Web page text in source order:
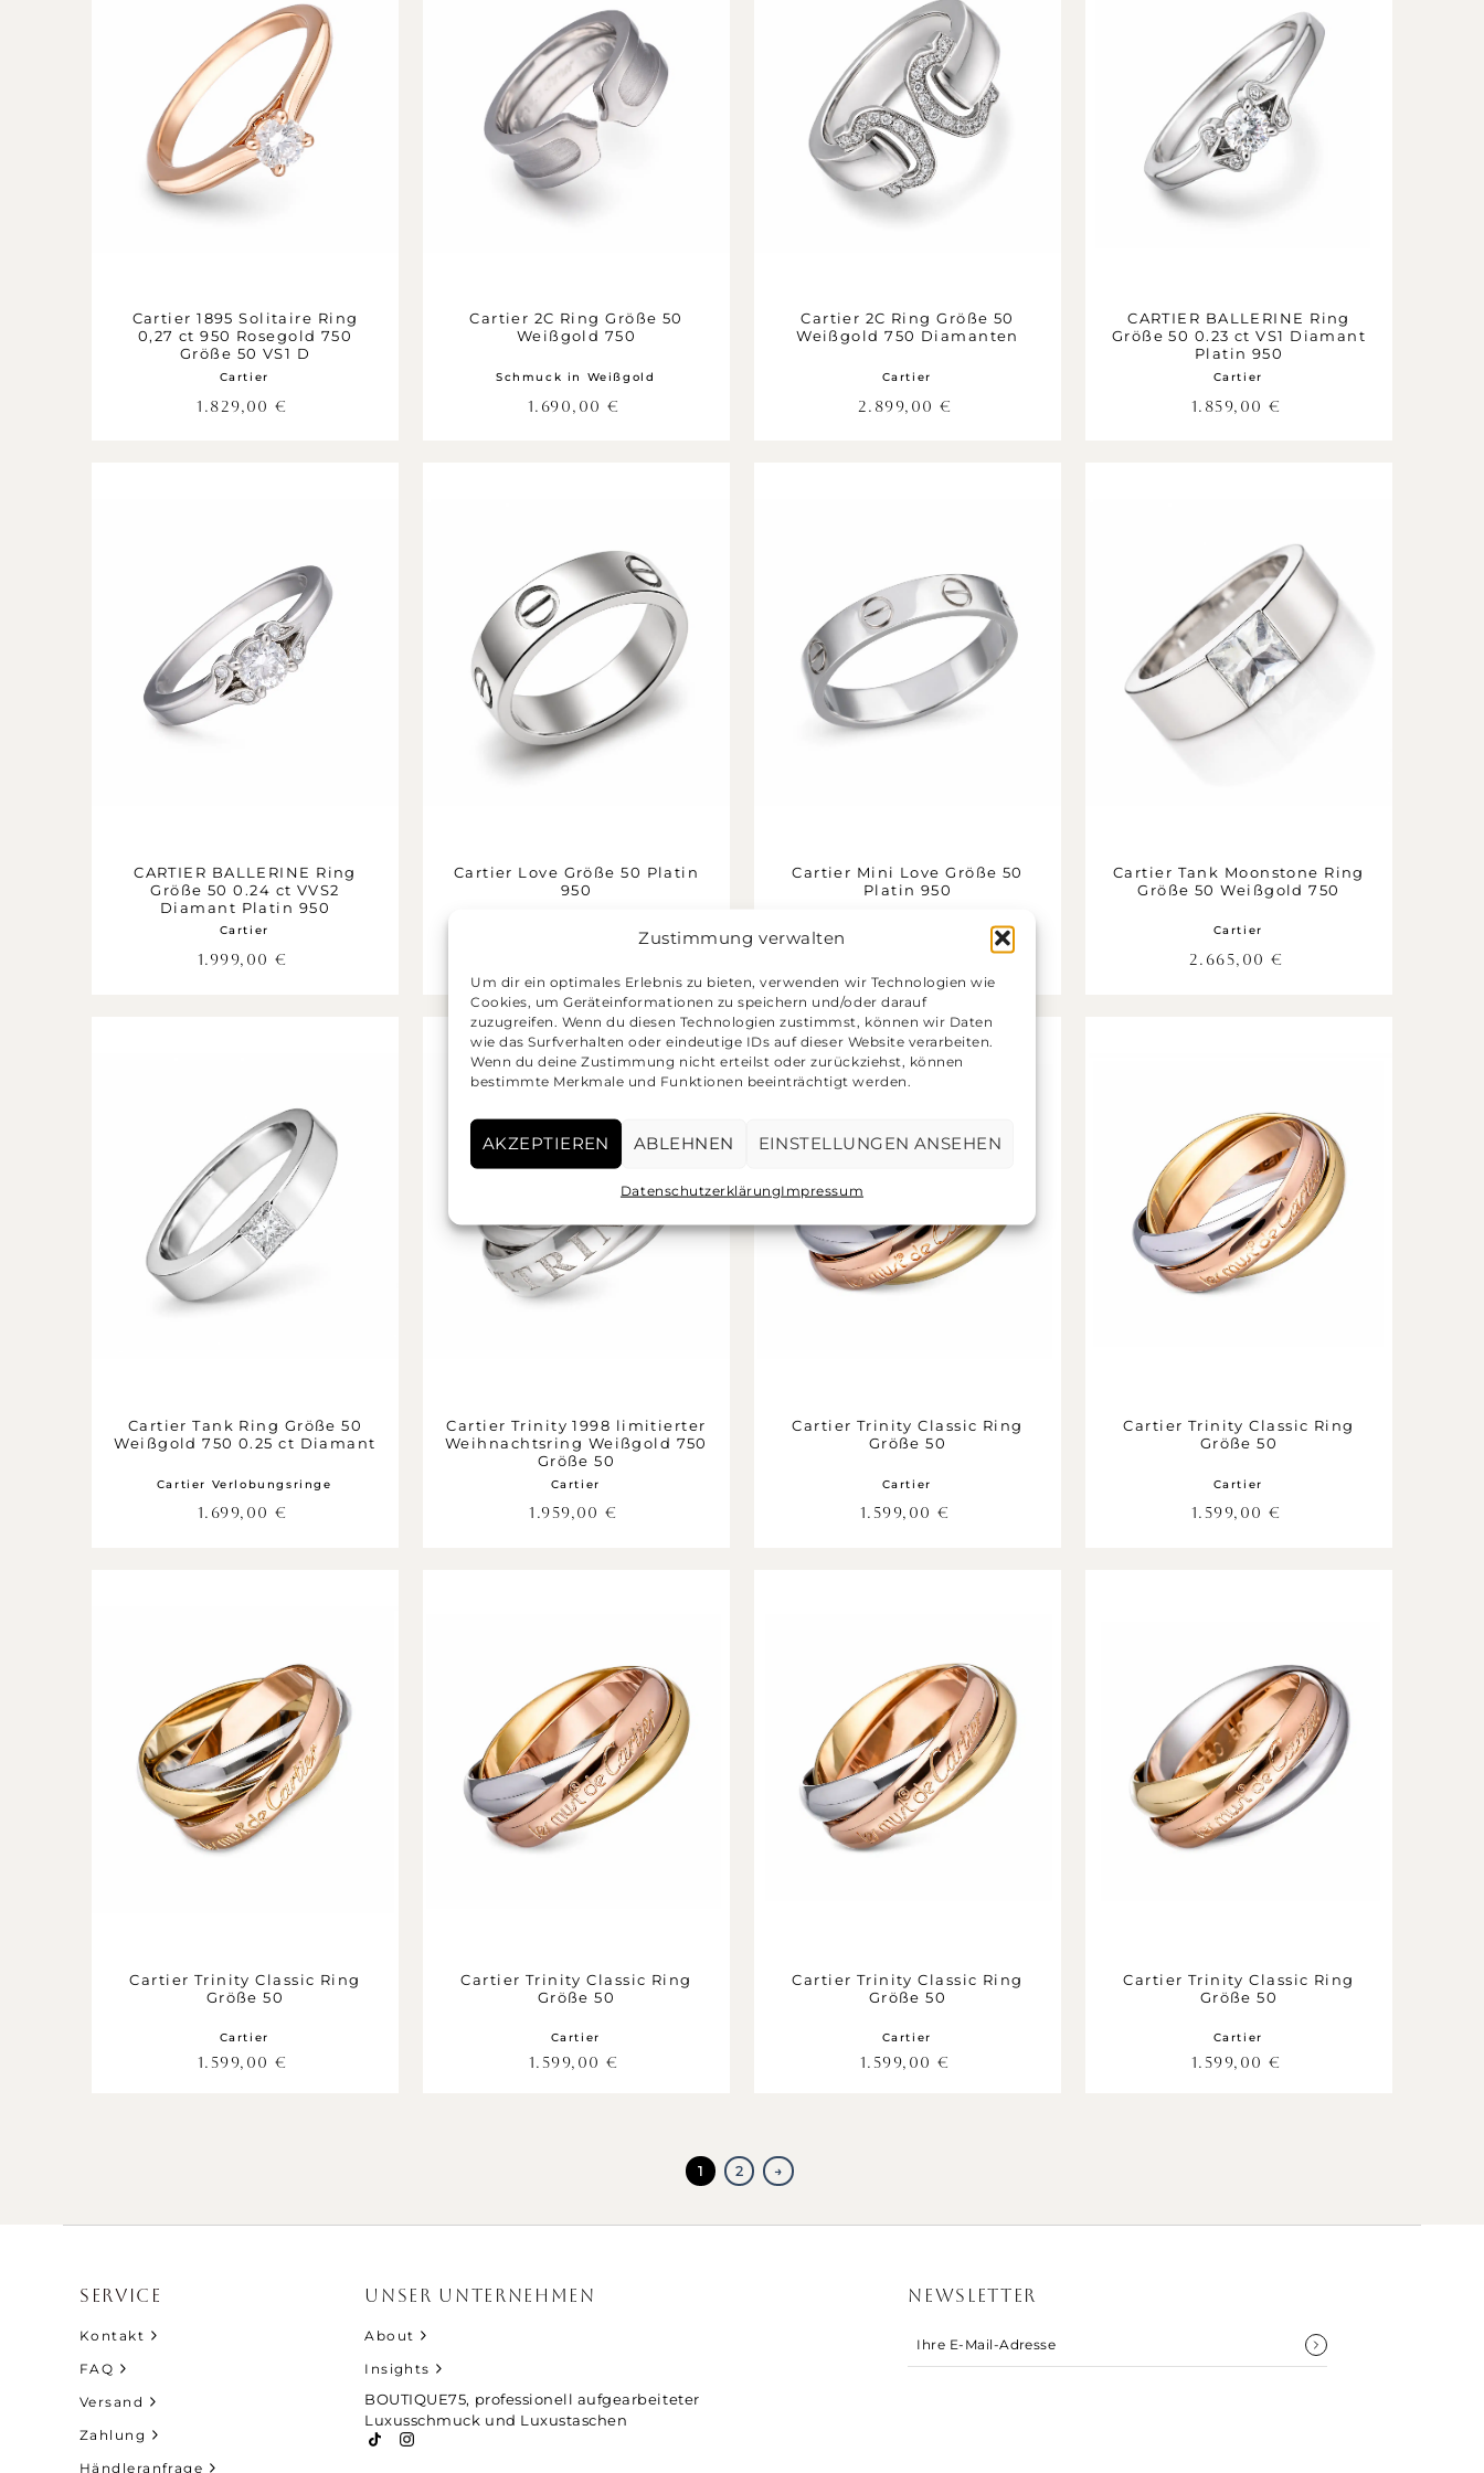
Zustimmung verwalten
Um dir ein optimales Erlebnis zu bieten, verwenden wir Technologien wie
Cookies, um Geräteinformationen zu speichern und/oder darauf
zuzugreifen. Wenn du diesen Technologien zustimmst, können wir Daten
wie das Surfverhalten oder eindeutige IDs auf dieser Website verarbeiten.
Wenn du deine Zustimmung nicht erteilst oder zurückziehst, können
bestimmte Merkmale und Funktionen beeinträchtigt werden.
AKZEPTIEREN ABLEHNEN EINSTELLUNGEN ANSEHEN
DatenschutzerklärungImpressum
Cartier
Cartier 1895 Solitaire Ring
0,27 ct 950 Rosegold 750
Größe 50 VS1 D
1.829,00€
Schmuck in Weißgold
Cartier 2C Ring Größe 50
Weißgold 750
1.690,00 €
Cartier
Cartier 2C Ring Größe 50
Weißgold 750 Diamanten
2.899,00 €
Cartier
CARTIER BALLERINE Ring
Größe 50 0.23 ct VS1 Diamant
Platin 950
1.859,00 €
Cartier
CARTIER BALLERINE Ring
Größe 50 0.24 ct VVS2
Diamant Platin 950
1.999,00 €
Cartier Love Größe 50 Platin
950
Cartier Mini Love Größe 50
Platin 950
Cartier
Cartier Tank Moonstone Ring
Größe 50 Weißgold 750
2.665,00 €
Cartier Verlobungsringe
Cartier Tank Ring Größe 50
Weißgold 750 0.25 ct Diamant
1.699,00 €
Cartier
Cartier Trinity 1998 limitierter
Weihnachtsring Weißgold 750
Größe 50
1.959,00€
Cartier
Cartier Trinity Classic Ring
Größe 50
1.599,00 €
Cartier
Cartier Trinity Classic Ring
Größe 50
1.599,00 €
Cartier
Cartier Trinity Classic Ring
Größe 50
1.599,00 €
Cartier
Cartier Trinity Classic Ring
Größe 50
1.599,00 €
Cartier
Cartier Trinity Classic Ring
Größe 50
1.599,00 €
Cartier
Cartier Trinity Classic Ring
Größe 50
1.599,00 €
1 2 →
SERVICE
Kontakt
FAQ
Versand
Zahlung
Händleranfrage
UNSER UNTERNEHMEN
About
Insights
BOUTIQUE75, professionell aufgearbeiteter
Luxusschmuck und Luxustaschen
NEWSLETTER